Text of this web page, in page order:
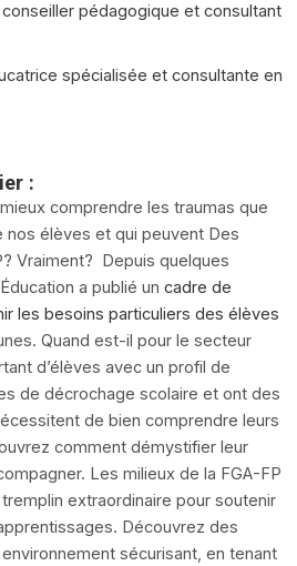
pédagogique et consultant
spécialisée et consultante en
:
comprendre les traumas que
élèves et qui peuvent Des
Vraiment? Depuis quelques
a publié un cadre de
les besoins particuliers des élèves
Quand est-il pour le secteur
d’élèves avec un profil de
de décrochage scolaire et ont des
de bien comprendre leurs
comment démystifier leur
Les milieux de la FGA-FP
extraordinaire pour soutenir
Découvrez des
sécurisant, en tenant